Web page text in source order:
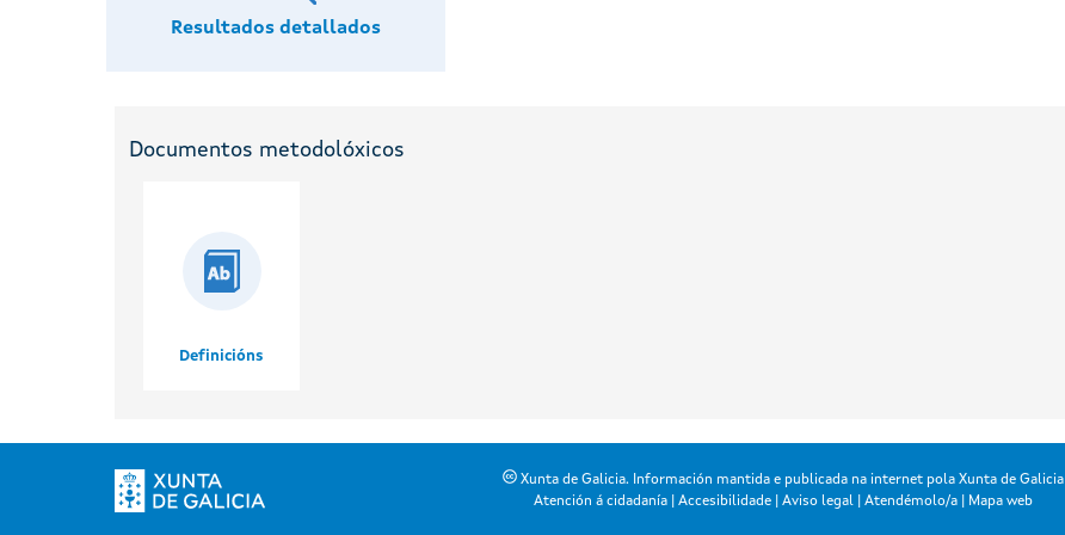
Resultados detallados
Documentos metodolóxicos
Definicións
Xunta de Galicia. Información mantida e publicada na internet pola Xunta de Galicia
Atención á cidadanía |Accesibilidade |Aviso legal |Atendémolo/a Mapa web